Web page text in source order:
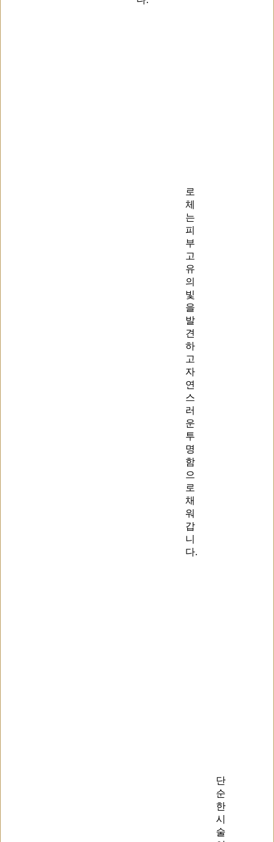
로
체
는
피
부
고
유
의
빛
을
발
견
하
고
자
연
스
러
운
투
명
함
으
로
채
워
갑
니
다.
단
순
한
시
술